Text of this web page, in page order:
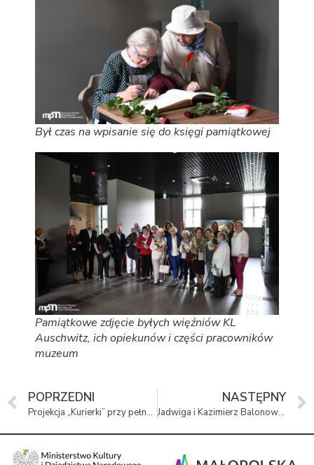
Był czas na wpisanie się do księgi pamiątkowej
Pamiątkowe zdjęcie byłych więźniów KL
Auschwitz, ich opiekunów i części pracowników
muzeum
POPRZEDNI
Projekcja „Kurierki” przy pełnej sali
NASTĘPNY
Jadwiga i Kazimierz Balonowie – nauczyciele z ponadczasową misją